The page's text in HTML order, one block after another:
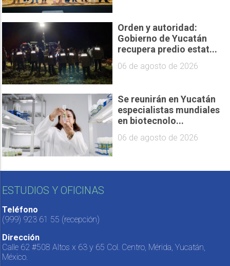
Orden y autoridad:
Gobierno de Yucatán
recupera predio estat...
06 de agosto de 2026
Se reunirán en Yucatán
especialistas mundiales
en biotecnolo...
06 de agosto de 2026
ESTUDIOS Y OFICINAS
Teléfono
(999) 923 61 55 (recepción)
Dirección
Calle 62 #508 Altos x 63 y 65 Col. Centro, Mérida, Yucatán,
México.